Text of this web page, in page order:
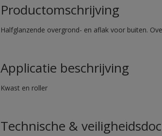
Productomschrijving
Halfglanzende overgrond- en aflak voor buiten.
Applicatie beschrijving
Kwast en roller
Technische &